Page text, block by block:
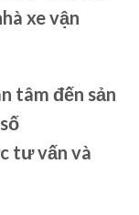
xe vận
tâm đến sản
tư vấn và